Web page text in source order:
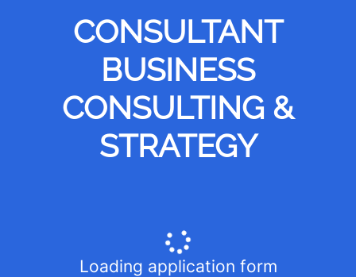
CONSULTANT
BUSINESS
CONSULTING &
STRATEGY
Loading application form